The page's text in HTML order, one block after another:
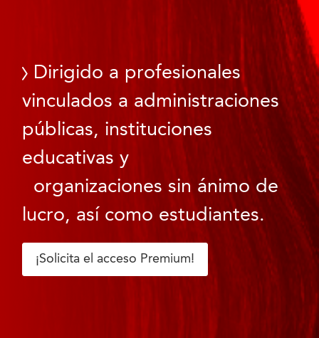
Dirigido a profesionales
vinculados a administraciones
públicas, instituciones
educativas y
organizaciones sin ánimo de
lucro, así como estudiantes.
¡Solicita el acceso Premium!